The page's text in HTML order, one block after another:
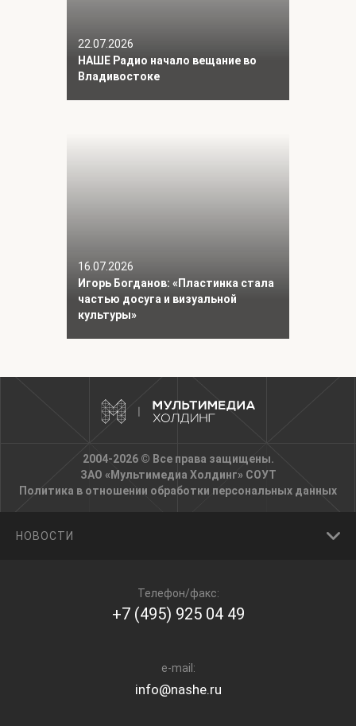
22.07.2026
НАШЕ Радио начало вещание во
Владивостоке
16.07.2026
Игорь Богданов: «Пластинка стала
частью досуга и визуальной
культуры»
2004-2026 © Все права защищены.
ЗАО «Мультимедиа Холдинг» СОУТ
Политика в отношении обработки персональных данных
НОВОСТИ
Телефон/факс:
+7 (495) 925 04 49
e-mail:
info@nashe.ru